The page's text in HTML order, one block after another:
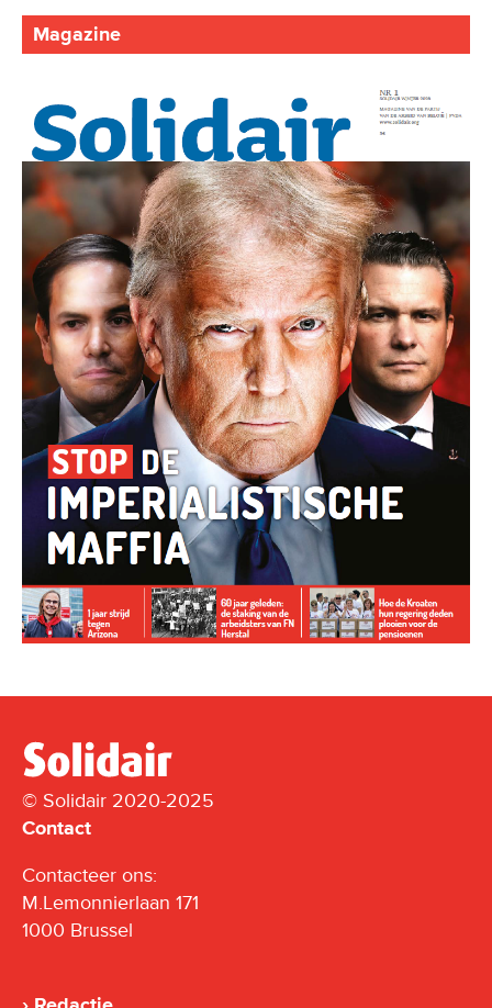
Magazine
© Solidair 2020-2025
Contact
Contacteer ons:
M.Lemonnierlaan 171
1000 Brussel